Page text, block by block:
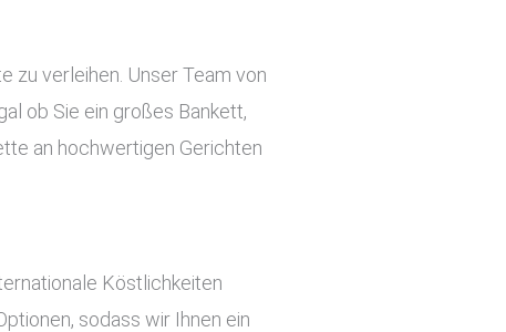
zu verleihen. Unser Team von
ob Sie ein großes Bankett,
an hochwertigen Gerichten
Köstlichkeiten
sodass wir Ihnen ein